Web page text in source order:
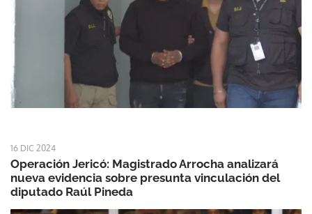
16 DIC 2024
Operación Jericó: Magistrado Arrocha analizará
nueva evidencia sobre presunta vinculación del
diputado Raúl Pineda